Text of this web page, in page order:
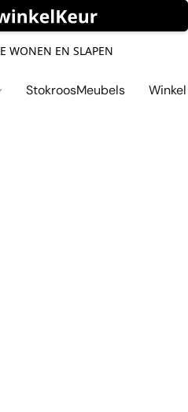
WONEN EN SLAPEN
StokroosMeubels